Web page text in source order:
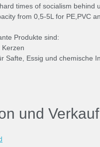
times of socialism behind
from 0,5-5L for PE,PVC
Produkte sind:
Safte, Essig und chemische
und Verkauf